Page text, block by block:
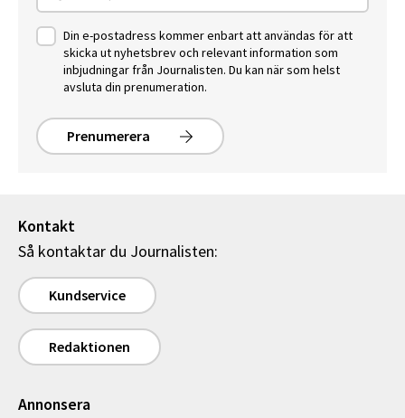
Din e-postadress kommer enbart att användas för att
skicka ut nyhetsbrev och relevant information som
inbjudningar från Journalisten. Du kan när som helst
avsluta din prenumeration.
Prenumerera
Kontakt
Så kontaktar du Journalisten:
Kundservice
Redaktionen
Annonsera